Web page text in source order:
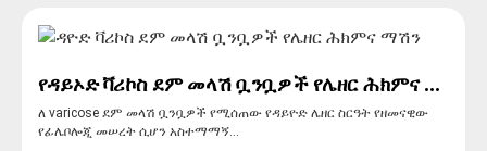
የዳይኦድ ቫሪኮስ ደም መላሽ ቧንቧዎች የሌዘር ሕክምና ...
ለ varicose ደም መላሽ ቧንቧዎች የሚሰጠው የዳይዮድ ሌዘር ስርዓት የዘመናዊው
የፊሌቦሎጂ መሠረት ሲሆን አስተማማኝ...